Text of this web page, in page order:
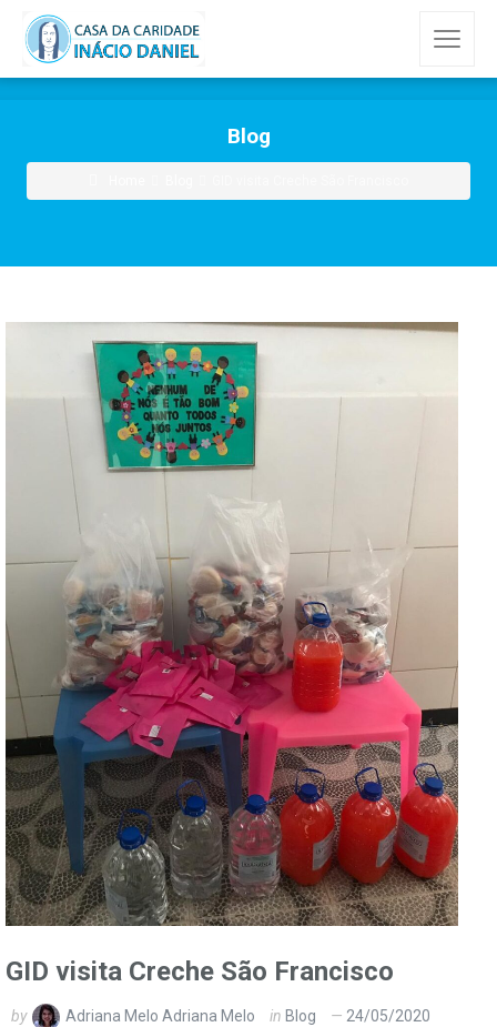
Blog
GID visita Creche São Francisco
by Adriana Melo Adriana Melo in Blog 24/05/2020